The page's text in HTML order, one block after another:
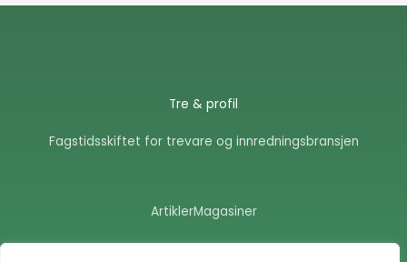
Tre & profil
Fagstidsskiftet for trevare og innredningsbransjen
ArtiklerMagasiner